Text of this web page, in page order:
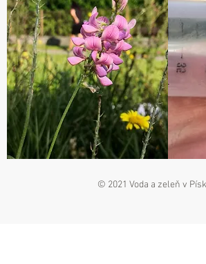
© 2021 Voda a zeleň v